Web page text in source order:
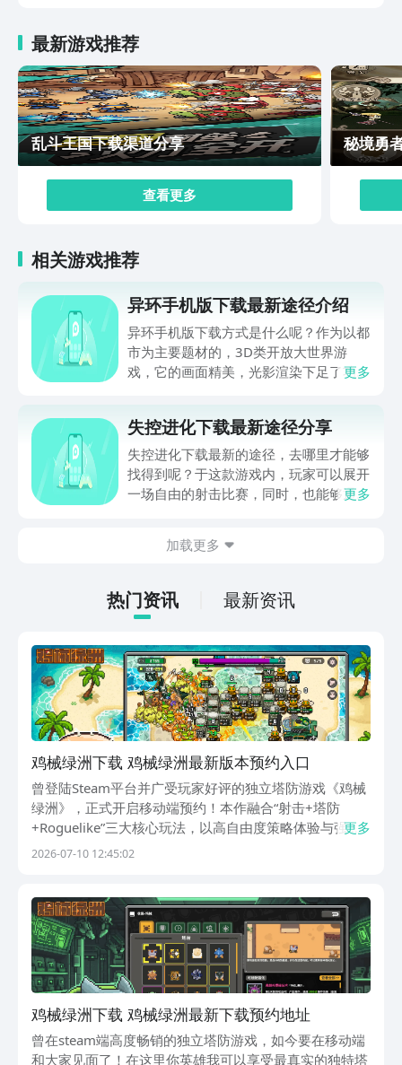
以尝试不同类型的战斗鸡和动物伙伴，在地图模式内，玩
家可以通过释放不同的技能来达到战斗效果，希望看完这
一期内容的玩家们可以进到游戏内实际体验一下哟~
最新游戏推荐
乱斗王国下载渠道分享
查看更多
秘境勇
相关游戏推荐
异环手机版下载最新途径介绍
异环手机版下载方式是什么呢？作为以都
市为主要题材的，3D类开放大世界游
戏，它的画面精美，光影渲染下足了功
当前异环这款游戏的手机版本下载途径，
希望此次的爆料内容，可以帮助到猎人玩
家们哦。
更多
失控进化下载最新途径分享
失控进化下载最新的途径，去哪里才能够
找得到呢？于这款游戏内，玩家可以展开
一场自由的射击比赛，同时，也能够通过
径进行分享，希望这期爆料细节，能够帮
更多
加载更多
热门资讯 最新资讯
鸡械绿洲下载 鸡械绿洲最新版本预约入口
曾登陆Steam平台并广受玩家好评的独立塔防游戏《鸡械
绿洲》，正式开启移动端预约！本作融合“射击+塔防
+Roguelike”三大核心玩法，以高自由度策略体验与强随
机性构筑系统脱颖而出。游戏现已开放预约通道，玩家可
更多
2026-07-10 12:45:02
鸡械绿洲下载 鸡械绿洲最新下载预约地址
曾在steam端高度畅销的独立塔防游戏，如今要在移动端
和大家见面了！在这里你英雄我可以享受最真实的独特塔